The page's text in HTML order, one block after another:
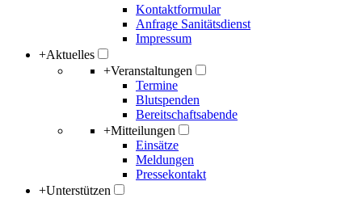
Kontaktformular
Anfrage Sanitätsdienst
Impressum
+Aktuelles
+Veranstaltungen
Termine
Blutspenden
Bereitschaftsabende
+Mitteilungen
Einsätze
Meldungen
Pressekontakt
+Unterstützen